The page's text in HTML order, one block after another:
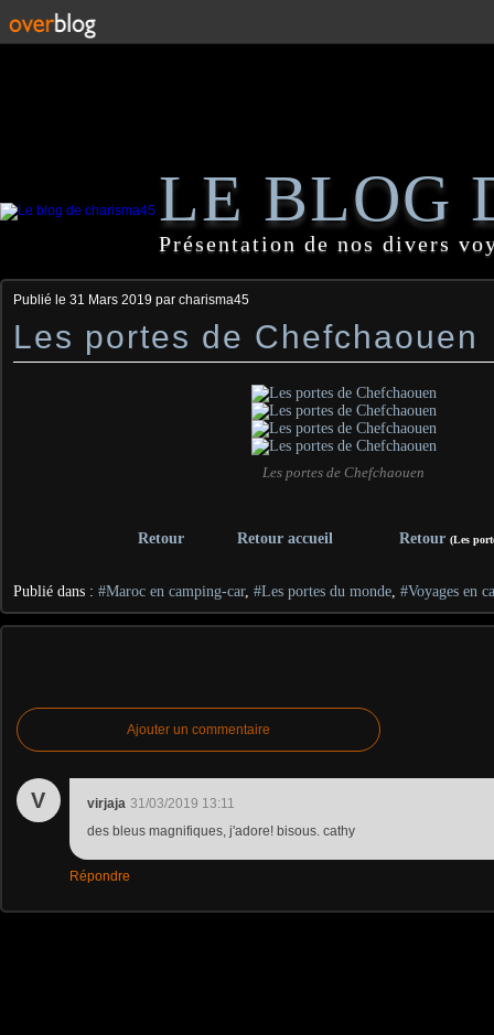
LE BLOG
Présentation de nos divers
Publié le 31 Mars 2019 par charisma45
Les portes de Chefchaouen
Les portes de Chefchaouen
Retour Retour accueil Retour (Les
Publié dans : #Maroc en camping-car, #Les portes du monde, #Voyages en
Ajouter un commentaire
V virjaja 31/03/2019 13:11
des bleus magnifiques, j'adore! bisous. cathy
Répondre